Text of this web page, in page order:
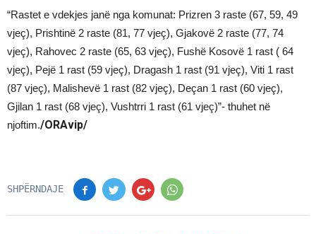
“Rastet e vdekjes janë nga komunat: Prizren 3 raste (67, 59, 49
vjeç), Prishtinë 2 raste (81, 77 vjeç), Gjakovë 2 raste (77, 74
vjeç), Rahovec 2 raste (65, 63 vjeç), Fushë Kosovë 1 rast ( 64
vjeç), Pejë 1 rast (59 vjeç), Dragash 1 rast (91 vjeç), Viti 1 rast
(87 vjeç), Malishevë 1 rast (82 vjeç), Deçan 1 rast (60 vjeç),
Gjilan 1 rast (68 vjeç), Vushtrri 1 rast (61 vjeç)”- thuhet në
njoftim./ORAvip/
SHPËRNDAJE